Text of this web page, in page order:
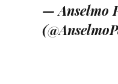
— Anselmo